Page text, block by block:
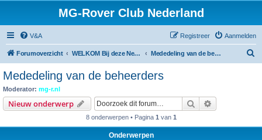
MG-Rover Club Nederland
V&A Aanmelden
Registreer
Forumoverzicht WELKOM Bij deze Nederlandse Online MG-Roverclub Mededeling van de beheerders
Mededeling van de beheerders
Moderator: mg-r.nl
Nieuw onderwerp Zoek
8 onderwerpen • Pagina 1 van 1
Onderwerpen